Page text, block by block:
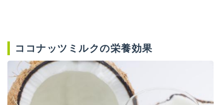
ココナッツミルクの栄養効果